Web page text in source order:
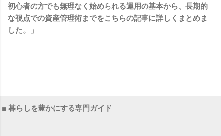
初心者の方でも無理なく始められる運用の基本から、長期的
な視点での資産管理術までをこちらの記事に詳しくまとめま
した。」
■ 暮らしを豊かにする専門ガイド